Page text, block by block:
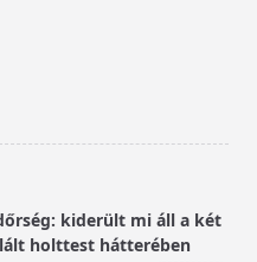
kiderült mi áll a két
holttest hátterében